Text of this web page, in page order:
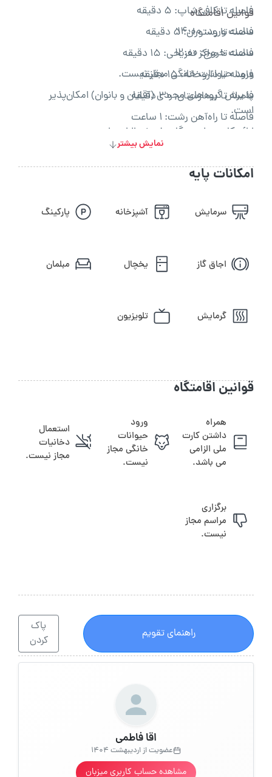
فاصله تا کافی‌شاپ: ۵ دقیقه
فاصله تا رستوران: ۵ دقیقه
فاصله تا مراکز تفریحی: ۱۵ دقیقه
فاصله تا داروخانه: ۱۵ دقیقه
فاصله تا بیمارستان: ۳۰ دقیقه
فاصله تا راه‌آهن رشت: ۱ ساعت
قوانین اقامتگاه
ساعت ورود: ۱۴:۰۰
ساعت خروج: ۱۲:۰۰
ورود حیوانات خانگی مجاز نیست.
پذیرش گروه‌های مجردی (آقایان و بانوان) امکان‌پذیر
است.
ارائه کارت ملی هنگام پذیرش الزامی است.
استعمال دخانیات داخل اقامتگاه ممنوع است.
نمایش بیشتر
امکانات پایه
سرمایش آشپزخانه پارکینگ
اجاق گاز یخچال مبلمان
گرمایش تلویزیون
قوانین اقامتگاه
همراه
داشتن کارت
ملی الزامی
می باشد.
ورود
حیوانات
خانگی مجاز
نیست.
استعمال
دخانیات
مجاز نیست.
برگزاری
مراسم مجاز
نیست.
راهنمای تقویم
پاک
کردن
اقا فاطمی
عضویت از اردیبهشت 1404
مشاهده حساب کاربری میزبان